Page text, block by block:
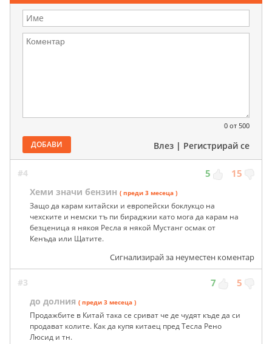
0 от 500
ДОБАВИ Влез | Регистрирай се
#4 5 15
Хеми значи бензин ( преди 3 месеца )
Защо да карам китайски и европейски боклукцо на
чехските и немски тъ пи бираджии като мога да карам на
безценица я някоя Ресла я някой Мустанг осмак от
Кенъда или Щатите.
Сигнализирай за неуместен коментар
#3 7 5
до долния ( преди 3 месеца )
Продажбите в Китай така се сриват че де чудят къде да си
продават колите. Как да купя китаец пред Тесла Рено
Люсид и тн.